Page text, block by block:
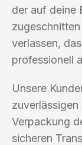
der auf deine
verlassen,
professionell
Unsere
Verpackung
sicheren